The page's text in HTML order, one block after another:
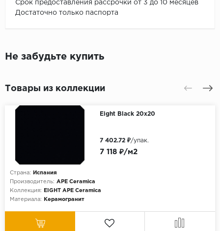
Срок предоставления рассрочки от 3 до 10 месяцев
Достаточно только паспорта
Не забудьте купить
Товары из коллекции
Eight Black 20x20
Страна:
Испания
Производитель: APE Ceramica
Коллекция:
EIGHT APE Ceramica
Материала:
Керамогранит
7 118 ₽/м2
7 402.72 ₽/упак.